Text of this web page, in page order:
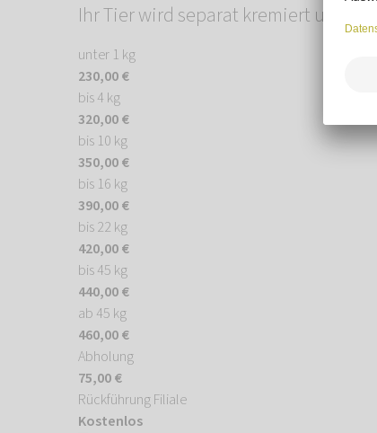
Ihr Tier wird separat kremiert und
unter 1 kg
230,00 €
bis 4 kg
320,00 €
bis 10 kg
350,00 €
bis 16 kg
390,00 €
bis 22 kg
420,00 €
bis 45 kg
440,00 €
ab 45 kg
460,00 €
Abholung
75,00 €
Rückführung Filiale
Kostenlos